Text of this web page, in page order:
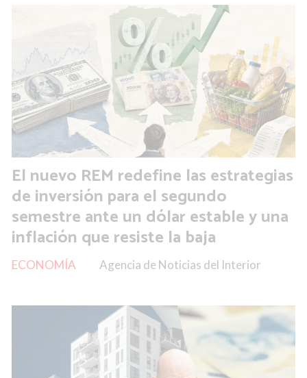
El nuevo REM redefine las estrategias
de inversión para el segundo
semestre ante un dólar estable y una
inflación que resiste la baja
Agencia de Noticias del Interior
ECONOMÍA